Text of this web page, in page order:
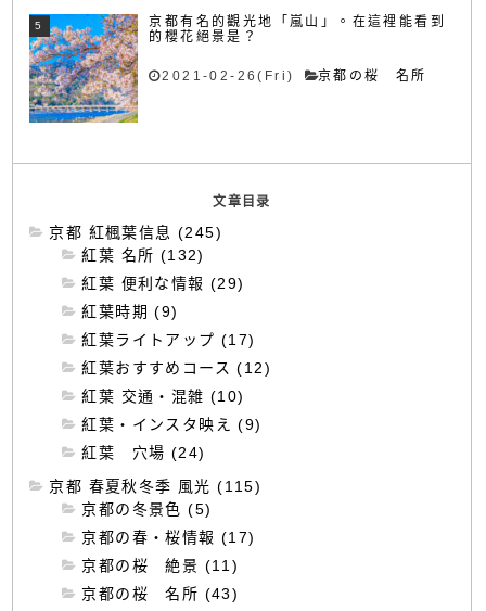
京都有名的觀光地「嵐山」。在這裡能看到
的櫻花絕景是？
2021-02-26(Fri) 京都の桜 名所
文章目录
京都 紅楓葉信息 (245)
紅葉 名所 (132)
紅葉 便利な情報 (29)
紅葉時期 (9)
紅葉ライトアップ (17)
紅葉おすすめコース (12)
紅葉 交通・混雑 (10)
紅葉・インスタ映え (9)
紅葉 穴場 (24)
京都 春夏秋冬季 風光 (115)
京都の冬景色 (5)
京都の春・桜情報 (17)
京都の桜 絶景 (11)
京都の桜 名所 (43)